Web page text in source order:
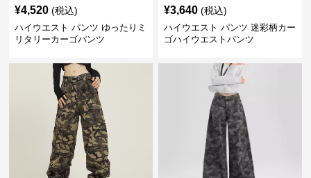
¥4,520 (税込)
ハイウエスト パンツ ゆったりミ
リタリーカーゴパンツ
¥3,640 (税込)
ハイウエスト パンツ 迷彩柄カー
ゴハイウエストパンツ